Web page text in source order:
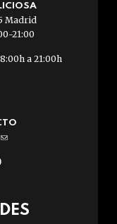
Madrid
21:00
a 21:00h
(link